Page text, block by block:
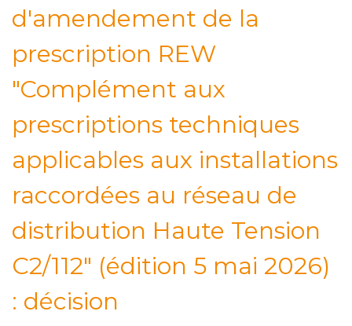
d'amendement de la
prescription REW
"Complément aux
prescriptions techniques
applicables aux installations
raccordées au réseau de
distribution Haute Tension
C2/112" (édition 5 mai 2026)
: décision